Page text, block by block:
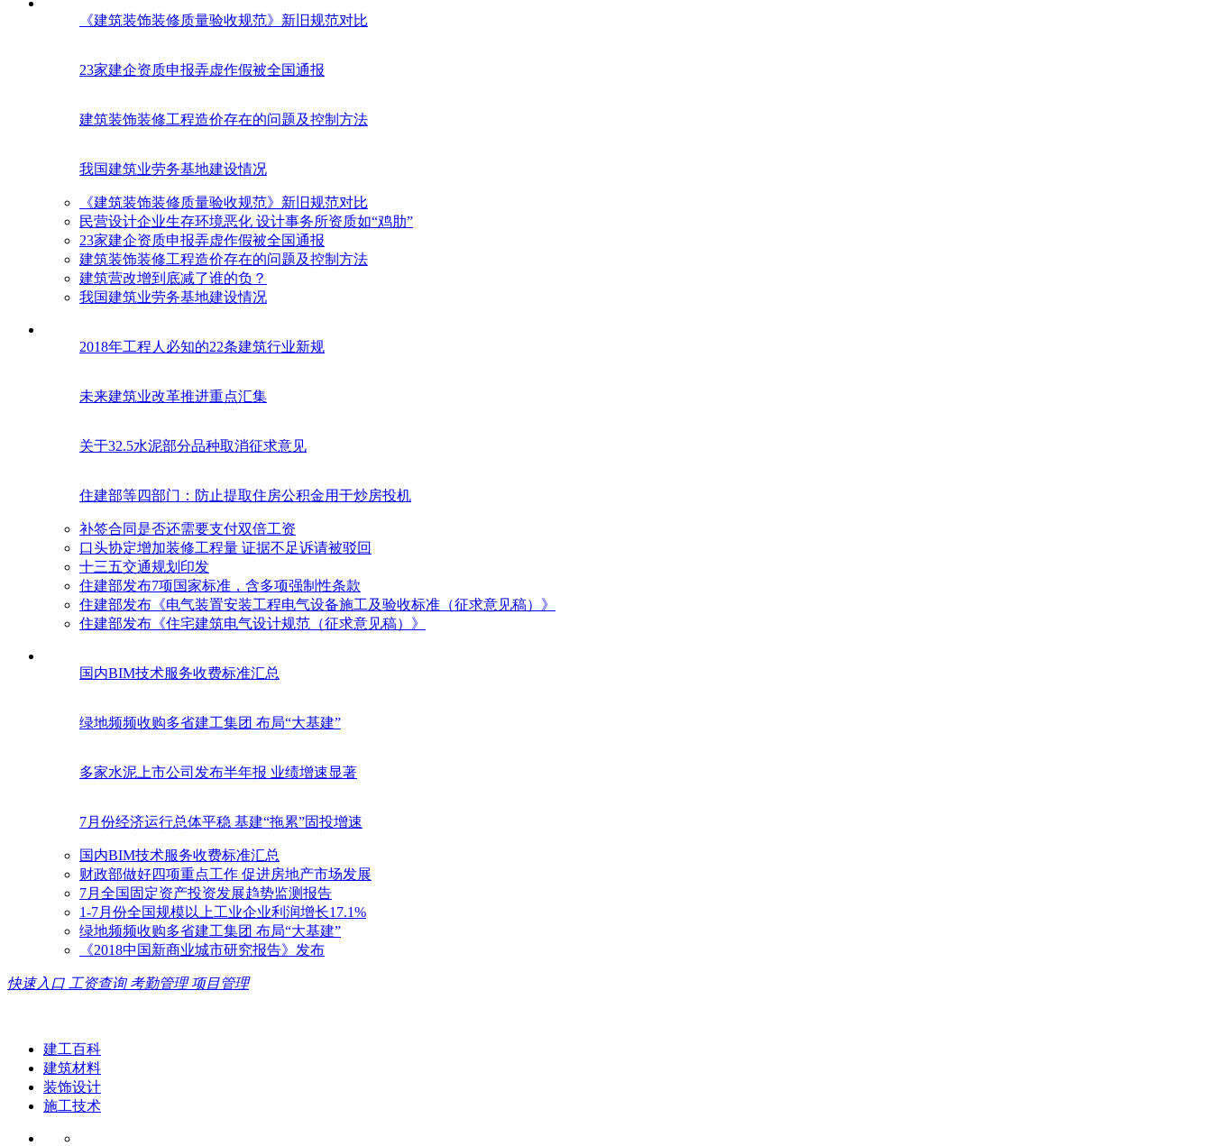
《建筑装饰装修质量验收规范》新旧规范对比
23家建企资质申报弄虚作假被全国通报
建筑装饰装修工程造价存在的问题及控制方法
我国建筑业劳务基地建设情况
《建筑装饰装修质量验收规范》新旧规范对比
民营设计企业生存环境恶化 设计事务所资质如“鸡肋”
23家建企资质申报弄虚作假被全国通报
建筑装饰装修工程造价存在的问题及控制方法
建筑营改增到底减了谁的负？
我国建筑业劳务基地建设情况
2018年工程人必知的22条建筑行业新规
未来建筑业改革推进重点汇集
关于32.5水泥部分品种取消征求意见
住建部等四部门：防止提取住房公积金用于炒房投机
补签合同是否还需要支付双倍工资
口头协定增加装修工程量 证据不足诉请被驳回
十三五交通规划印发
住建部发布7项国家标准，含多项强制性条款
住建部发布《电气装置安装工程电气设备施工及验收标准（征求意见稿）》
住建部发布《住宅建筑电气设计规范（征求意见稿）》
国内BIM技术服务收费标准汇总
绿地频频收购多省建工集团 布局“大基建”
多家水泥上市公司发布半年报 业绩增速显著
7月份经济运行总体平稳 基建“拖累”固投增速
国内BIM技术服务收费标准汇总
财政部做好四项重点工作 促进房地产市场发展
7月全国固定资产投资发展趋势监测报告
1-7月份全国规模以上工业企业利润增长17.1%
绿地频频收购多省建工集团 布局“大基建”
《2018中国新商业城市研究报告》发布
快速入口 工资查询 考勤管理 项目管理
建工百科
建筑材料
装饰设计
施工技术